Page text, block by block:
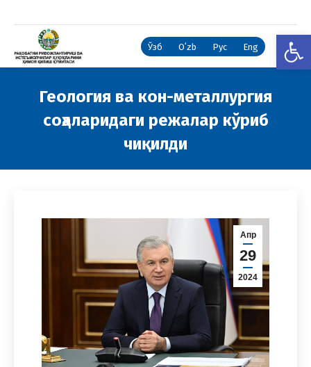
Ўзб Oʻzb Рус Eng
Геология ва кон-металлургия
соҳаларидаги режалар кўриб
чиқилди
Апр
29
2024